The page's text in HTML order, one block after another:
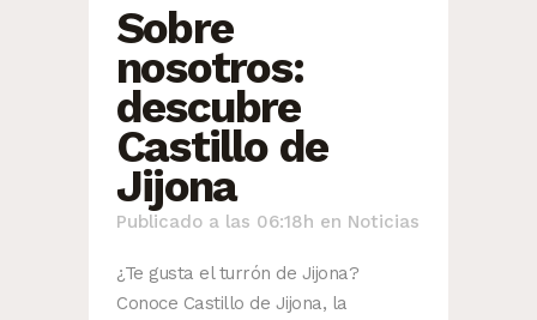
Sobre
nosotros:
descubre
Castillo de
Jijona
Publicado a las 06:18h en Noticias
¿Te gusta el turrón de Jijona?
Conoce Castillo de Jijona, la